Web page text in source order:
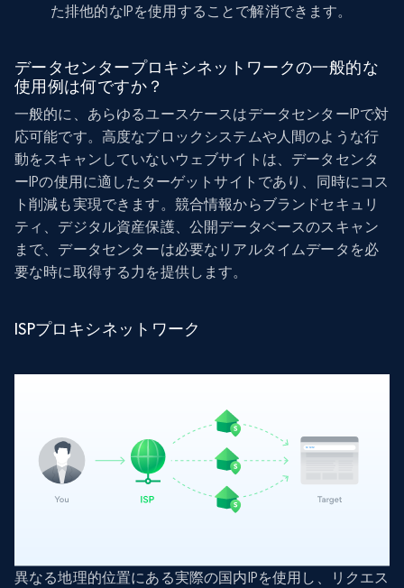
た排他的なIPを使用することで解消できます。
データセンタープロキシネットワークの一般的な
使用例は何ですか？
一般的に、あらゆるユースケースはデータセンターIPで対
応可能です。高度なブロックシステムや人間のような行
動をスキャンしていないウェブサイトは、データセンタ
ーIPの使用に適したターゲットサイトであり、同時にコス
ト削減も実現できます。競合情報からブランドセキュリ
ティ、デジタル資産保護、公開データベースのスキャン
まで、データセンターは必要なリアルタイムデータを必
要な時に取得する力を提供します。
ISPプロキシネットワーク
異なる地理的位置にある実際の国内IPを使用し、リクエス